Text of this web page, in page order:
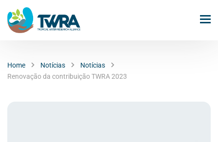
Home Notícias
Notícias
Renovação da contribuição TWRA 2023